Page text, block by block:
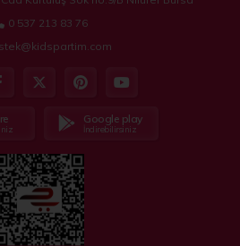
0 537 213 83 76
Google play
İndirebilirsiniz